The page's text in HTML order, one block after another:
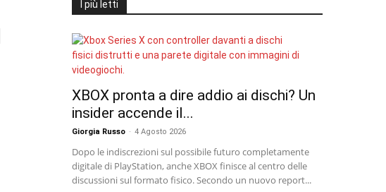
I più letti
XBOX pronta a dire addio ai dischi? Un
insider accende il...
Giorgia Russo - 4 Agosto 2026
Dopo le indiscrezioni sul possibile futuro completamente
digitale di PlayStation, anche XBOX finisce al centro delle
discussioni sul formato fisico. Secondo un nuovo report...